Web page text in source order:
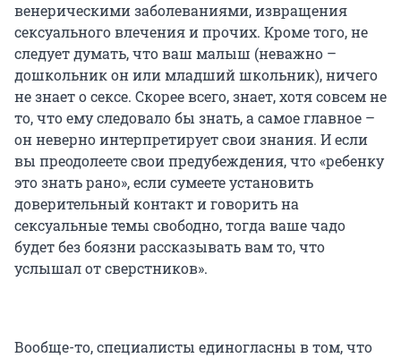
венерическими заболеваниями, извращения
сексуального влечения и прочих. Кроме того, не
следует думать, что ваш малыш (неважно –
дошкольник он или младший школьник), ничего
не знает о сексе. Скорее всего, знает, хотя совсем не
то, что ему следовало бы знать, а самое главное –
он неверно интерпретирует свои знания. И если
вы преодолеете свои предубеждения, что «ребенку
это знать рано», если сумеете установить
доверительный контакт и говорить на
сексуальные темы свободно, тогда ваше чадо
будет без боязни рассказывать вам то, что
услышал от сверстников».
Вообще-то, специалисты единогласны в том, что